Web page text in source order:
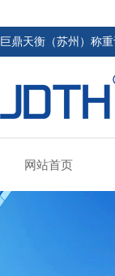
巨鼎天衡（苏州）称
网站首页